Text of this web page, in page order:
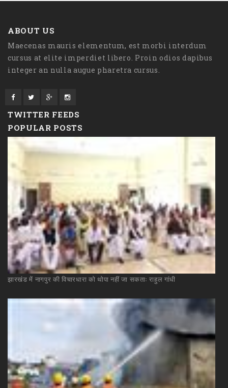
ABOUT US
Maecenas mauris elementum, est morbi interdum
cursus at elite imperdiet libero. Proin odios dapibus
integer an nulla augue pharetra cursus.
TWITTER FEEDS
POPULAR POSTS
झारखंड में नागपुर की विचारधारा को थोपा नहीं जा सकताः राहुल गांधी